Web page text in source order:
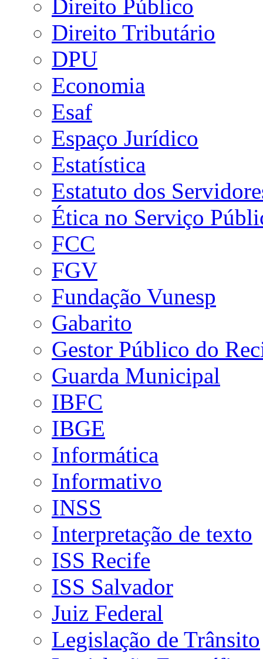
Direito Público
Direito Tributário
DPU
Economia
Esaf
Espaço Jurídico
Estatística
Estatuto dos
Ética no Serviço
FCC
FGV
Fundação Vunesp
Gabarito
Gestor Público do
Guarda Municipal
IBFC
IBGE
Informática
Informativo
INSS
Interpretação de texto
ISS Recife
ISS Salvador
Juiz Federal
Legislação de Trânsito